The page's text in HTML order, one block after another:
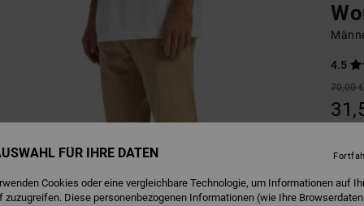
4.5
70,00 €
Farbe
FÜR IHRE DATEN
Cookies oder eine vergleichbare Technologie, um Informationen auf
Diese personenbezogenen Informationen (wie Ihre